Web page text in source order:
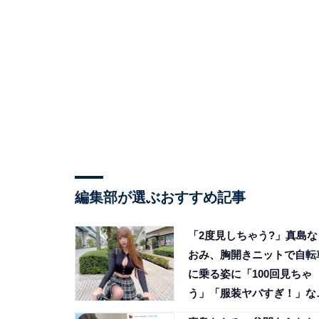
編集部が選ぶおすすめ記事
「2度見しちゃう?」真島な
おみ、胸開きニットで自転
に乗る姿に「100回見ちゃ
う」「服装ヤバすぎ！」な